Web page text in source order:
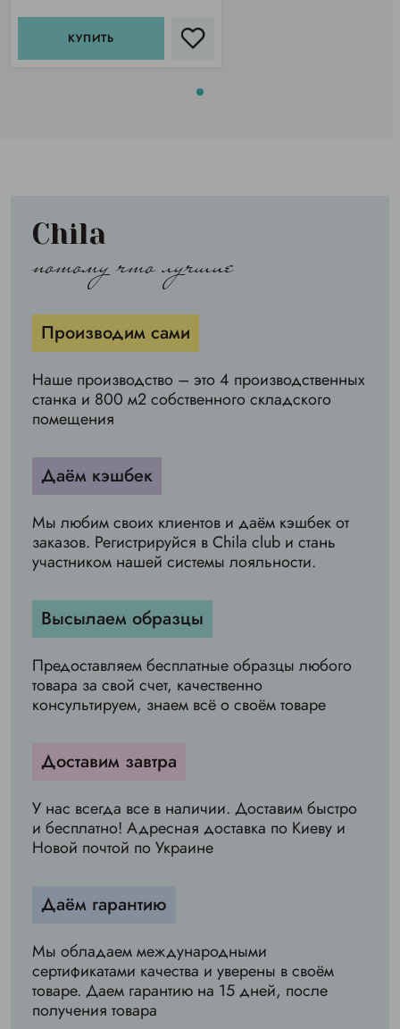
КУПИТЬ
Chila
потому что лучшие
Производим сами
Наше производство – это 4 производственных
станка и 800 м2 собственного складского
помещения
Даём кэшбек
Мы любим своих клиентов и даём кэшбек от
заказов. Регистрируйся в Chila club и стань
участником нашей системы лояльности.
Высылаем образцы
Предоставляем бесплатные образцы любого
товара за свой счет, качественно
консультируем, знаем всё о своём товаре
Доставим завтра
У нас всегда все в наличии. Доставим быстро
и бесплатно! Адресная доставка по Киеву и
Новой почтой по Украине
Даём гарантию
Мы обладаем международными
сертификатами качества и уверены в своём
товаре. Даем гарантию на 15 дней, после
получения товара